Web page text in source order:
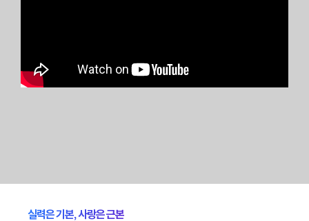
실력은 기본, 사랑은 근본